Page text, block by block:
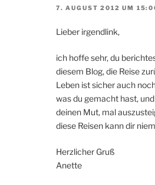
7. AUGUST 2012 UM
Lieber irgendlink,
ich hoffe sehr, du
diesem Blog, die Reise
Leben ist sicher auch
was du gemacht hast,
deinen Mut, mal
diese Reisen kann dir
Herzlicher Gruß
Anette